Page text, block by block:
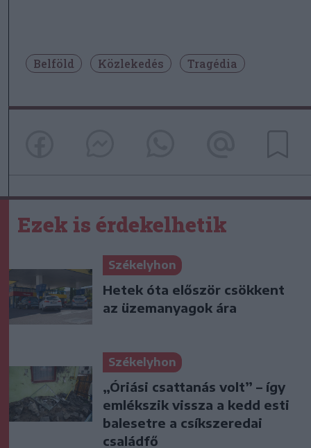
Belföld Közlekedés Tragédia
Ezek is érdekelhetik
Székelyhon
Hetek óta először csökkent
az üzemanyagok ára
Székelyhon
„Óriási csattanás volt” – így
emlékszik vissza a kedd esti
balesetre a csíkszeredai
családfő